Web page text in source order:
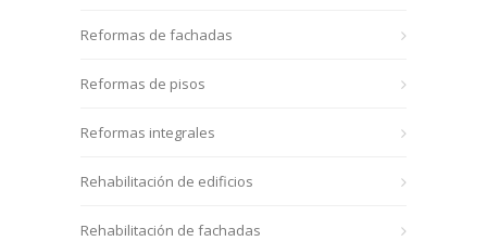
Reformas de fachadas
Reformas de pisos
Reformas integrales
Rehabilitación de edificios
Rehabilitación de fachadas